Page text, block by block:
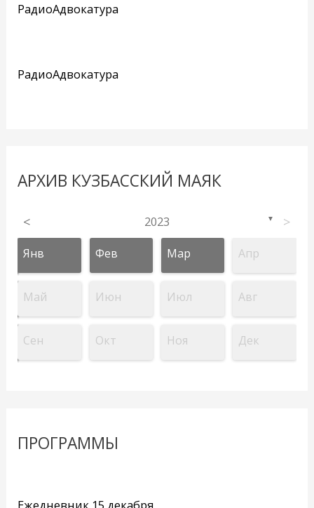
РадиоАдвокатура
РадиоАдвокатура
АРХИВ КУЗБАССКИЙ МАЯК
< 2023 ▼ >
Янв Фев Мар Апр
Май Июн Июл Авг
Сен Окт Ноя Дек
ПРОГРАММЫ
Ежедневник 15 декабря